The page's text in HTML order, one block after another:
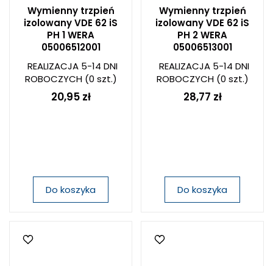
Wymienny trzpień
izolowany VDE 62 iS
PH 1 WERA
05006512001
REALIZACJA 5-14 DNI
ROBOCZYCH(0 szt.)
20,95 zł
Do koszyka
Wymienny trzpień
izolowany VDE 62 iS
PH 2 WERA
05006513001
REALIZACJA 5-14 DNI
ROBOCZYCH(0 szt.)
28,77 zł
Do koszyka